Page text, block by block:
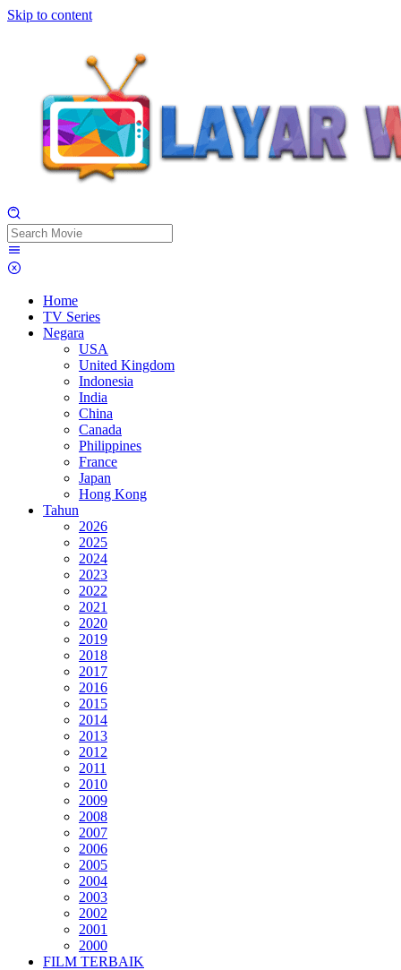
Skip to content
Home
TV Series
Negara
USA
United Kingdom
Indonesia
India
China
Canada
Philippines
France
Japan
Hong Kong
Tahun
2026
2025
2024
2023
2022
2021
2020
2019
2018
2017
2016
2015
2014
2013
2012
2011
2010
2009
2008
2007
2006
2005
2004
2003
2002
2001
2000
FILM TERBAIK